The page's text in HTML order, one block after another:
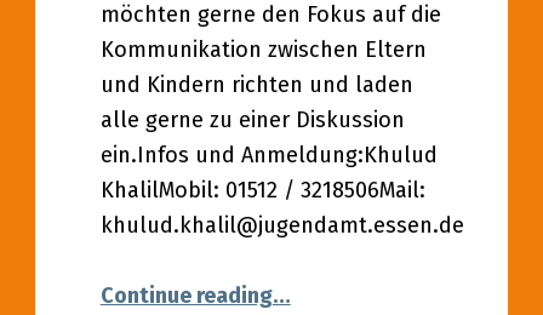
möchten gerne den Fokus auf die
Kommunikation zwischen Eltern
und Kindern richten und laden
alle gerne zu einer Diskussion
ein.Infos und Anmeldung:Khulud
KhalilMobil: 01512 / 3218506Mail:
khulud.khalil@jugendamt.essen.de
Continue reading…